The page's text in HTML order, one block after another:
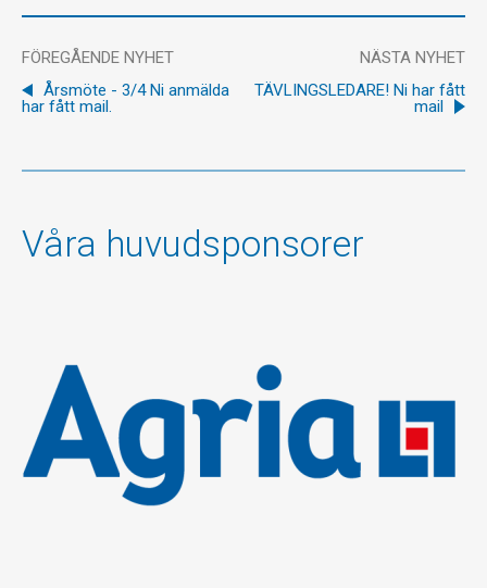
FÖREGÅENDE NYHET
Årsmöte - 3/4 Ni anmälda
har fått mail.
NÄSTA NYHET
TÄVLINGSLEDARE! Ni har fått
mail
Våra huvudsponsorer